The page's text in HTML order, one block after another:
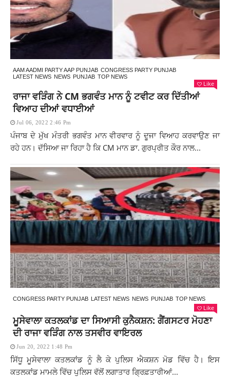
AAM AADMI PARTY AAP PUNJAB CONGRESS PARTY PUNJAB
LATEST NEWS NEWS PUNJAB TOP NEWS
Like
ਰਾਜਾ ਵੜਿੰਗ ਨੇ CM ਭਗਵੰਤ ਮਾਨ ਨੂੰ ਟਵੀਟ ਕਰ ਦਿੱਤੀਆਂ
ਵਿਆਹ ਦੀਆਂ ਵਧਾਈਆਂ
Jul 06, 2022 2:46 Pm
ਪੰਜਾਬ ਦੇ ਮੁੱਖ ਮੰਤਰੀ ਭਗਵੰਤ ਮਾਨ ਵੀਰਵਾਰ ਨੂੰ ਦੂਜਾ ਵਿਆਹ ਕਰਵਾਉਣ ਜਾ
ਰਹੇ ਹਨ। ਦੱਸਿਆ ਜਾ ਰਿਹਾ ਹੈ ਕਿ CM ਮਾਨ ਡਾ. ਗੁਰਪ੍ਰੀਤ ਕੌਰ ਨਾਲ...
CONGRESS PARTY PUNJAB LATEST NEWS NEWS PUNJAB TOP NEWS
Like
ਮੂਸੇਵਾਲਾ ਕਤਲਕਾਂਡ ਦਾ ਸਿਆਸੀ ਕੁਨੈਕਸ਼ਨ: ਗੈਂਗਸਟਰ ਮੋਹਣਾ
ਦੀ ਰਾਜਾ ਵੜਿੰਗ ਨਾਲ ਤਸਵੀਰ ਵਾਇਰਲ
Jun 20, 2022 1:48 Pm
ਸਿੱਧੂ ਮੂਸੇਵਾਲਾ ਕਤਲਕਾਂਡ ਨੂੰ ਲੈ ਕੇ ਪੁਲਿਸ ਐਕਸ਼ਨ ਮੋਡ ਵਿੱਚ ਹੈ। ਇਸ
ਕਤਲਕਾਂਡ ਮਾਮਲੇ ਵਿੱਚ ਪੁਲਿਸ ਵੱਲੋਂ ਲਗਾਤਾਰ ਗ੍ਰਿਫ਼ਤਾਰੀਆਂ...